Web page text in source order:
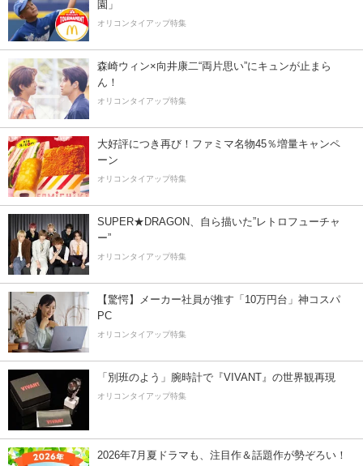
園」
オリコンタイアップ特集
森崎ウィン×向井康二“両片思い”にキュンが止まら
ん！
オリコンタイアップ特集
大好評につき再び！ファミマ名物45％増量キャンペ
ーン
オリコンタイアップ特集
SUPER★DRAGON、自ら描いた”レトロフューチャ
ー”
オリコンタイアップ特集
【驚愕】メーカー社員が推す「10万円台」神コスパ
PC
オリコンタイアップ特集
「別班のよう」腕時計で『VIVANT』の世界観再現
オリコンタイアップ特集
2026年7月夏ドラマも、注目作＆話題作が勢ぞろい！